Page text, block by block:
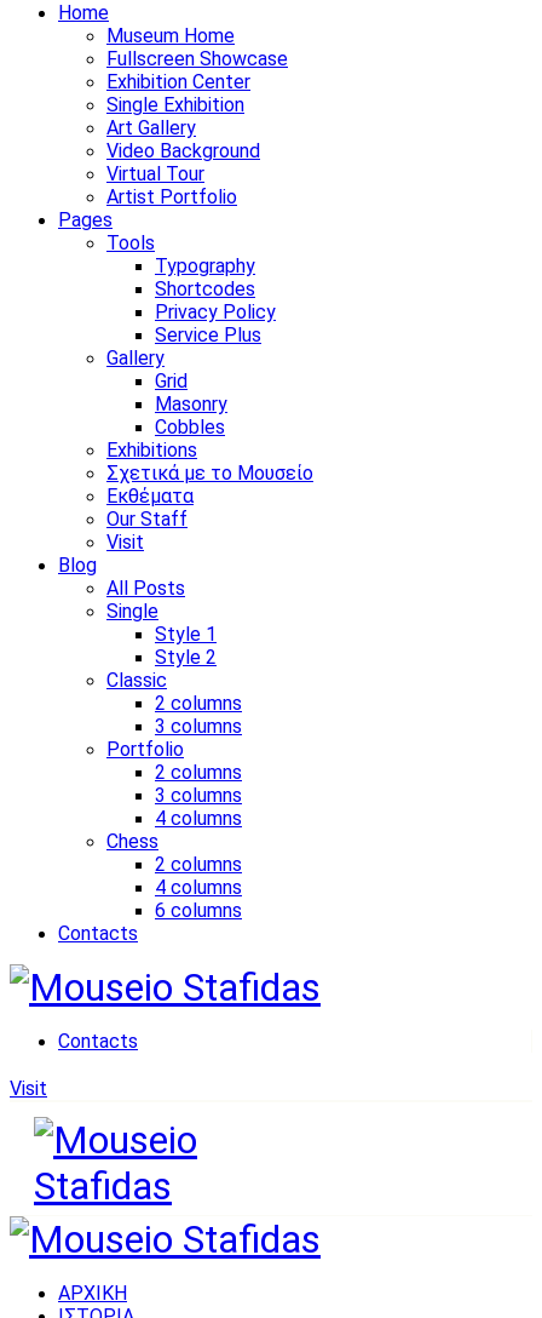
Home
Museum Home
Fullscreen Showcase
Exhibition Center
Single Exhibition
Art Gallery
Video Background
Virtual Tour
Artist Portfolio
Pages
Tools
Typography
Shortcodes
Privacy Policy
Service Plus
Gallery
Grid
Masonry
Cobbles
Exhibitions
Σχετικά με το Μουσείο
Εκθέματα
Our Staff
Visit
Blog
All Posts
Single
Style 1
Style 2
Classic
2 columns
3 columns
Portfolio
2 columns
3 columns
4 columns
Chess
2 columns
4 columns
6 columns
Contacts
Contacts
Visit
ΑΡΧΙΚΗ